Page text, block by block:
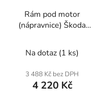
Rám pod motor
(nápravnice) Škoda
A3,VW Golf V,Seat
Leon
Na dotaz (1 ks)
3 488 Kč bez DPH
4 220 Kč